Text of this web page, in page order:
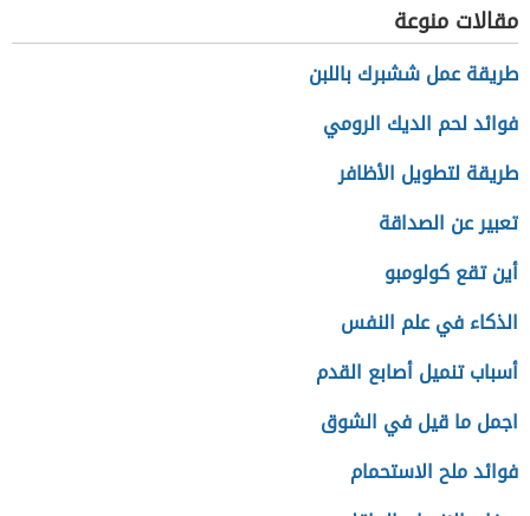
مقالات منوعة
طريقة عمل ششبرك باللبن
فوائد لحم الديك الرومي
طريقة لتطويل الأظافر
تعبير عن الصداقة
أين تقع كولومبو
الذكاء في علم النفس
أسباب تنميل أصابع القدم
اجمل ما قيل في الشوق
فوائد ملح الاستحمام